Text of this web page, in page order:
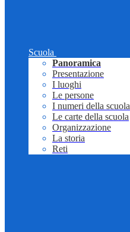
Scuola
Panoramica
Presentazione
I luoghi
Le persone
I numeri della scuola
Le carte della scuola
Organizzazione
La storia
Reti